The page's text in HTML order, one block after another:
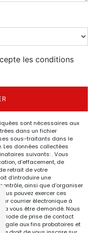
les conditions
sont nécessaires aux
dans un fichier
sous-traitants dans le
Les données collectées
suivants: . Vous
d’effacement, de
retrait de votre
d’introduire une
ainsi que d’organiser
pouvez exercer ces
courrier électronique à
vous être demandé. Nous
de prise de contact
aux fins probatoires et